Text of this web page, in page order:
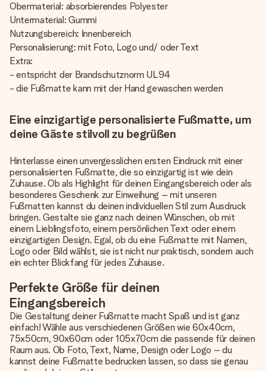
Obermaterial: absorbierendes Polyester
Untermaterial: Gummi
Nutzungsbereich: Innenbereich
Personalisierung: mit Foto, Logo und/ oder Text
Extra:
- entspricht der Brandschutznorm UL94
- die Fußmatte kann mit der Hand gewaschen werden
Eine einzigartige personalisierte Fußmatte, um
deine Gäste stilvoll zu begrüßen
Hinterlasse einen unvergesslichen ersten Eindruck mit einer
personalisierten Fußmatte, die so einzigartig ist wie dein
Zuhause. Ob als Highlight für deinen Eingangsbereich oder als
besonderes Geschenk zur Einweihung – mit unseren
Fußmatten kannst du deinen individuellen Stil zum Ausdruck
bringen. Gestalte sie ganz nach deinen Wünschen, ob mit
einem Lieblingsfoto, einem persönlichen Text oder einem
einzigartigen Design. Egal, ob du eine Fußmatte mit Namen,
Logo oder Bild wählst, sie ist nicht nur praktisch, sondern auch
ein echter Blickfang für jedes Zuhause.
Perfekte Größe für deinen
Eingangsbereich
Die Gestaltung deiner Fußmatte macht Spaß und ist ganz
einfach! Wähle aus verschiedenen Größen wie 60x40cm,
75x50cm, 90x60cm oder 105x70cm die passende für deinen
Raum aus. Ob Foto, Text, Name, Design oder Logo – du
kannst deine Fußmatte bedrucken lassen, so dass sie genau